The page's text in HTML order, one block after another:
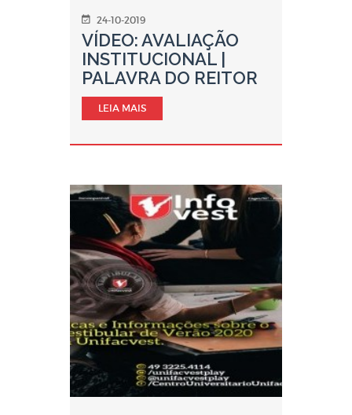
24-10-2019
VÍDEO: AVALIAÇÃO
INSTITUCIONAL |
PALAVRA DO REITOR
LEIA MAIS